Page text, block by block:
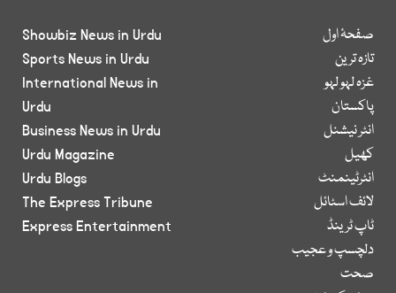
صفحۂ اول
تازہ ترین
غزہ لہو لہو
پاکستان
انٹر نیشنل
کھیل
انٹرٹینمنٹ
لائف اسٹائل
ٹاپ ٹرینڈ
دلچسپ و عجیب
صحت
Showbiz News in Urdu
Sports News in Urdu
International News in
Urdu
Business News in Urdu
Urdu Magazine
Urdu Blogs
The Express Tribune
Express Entertainment